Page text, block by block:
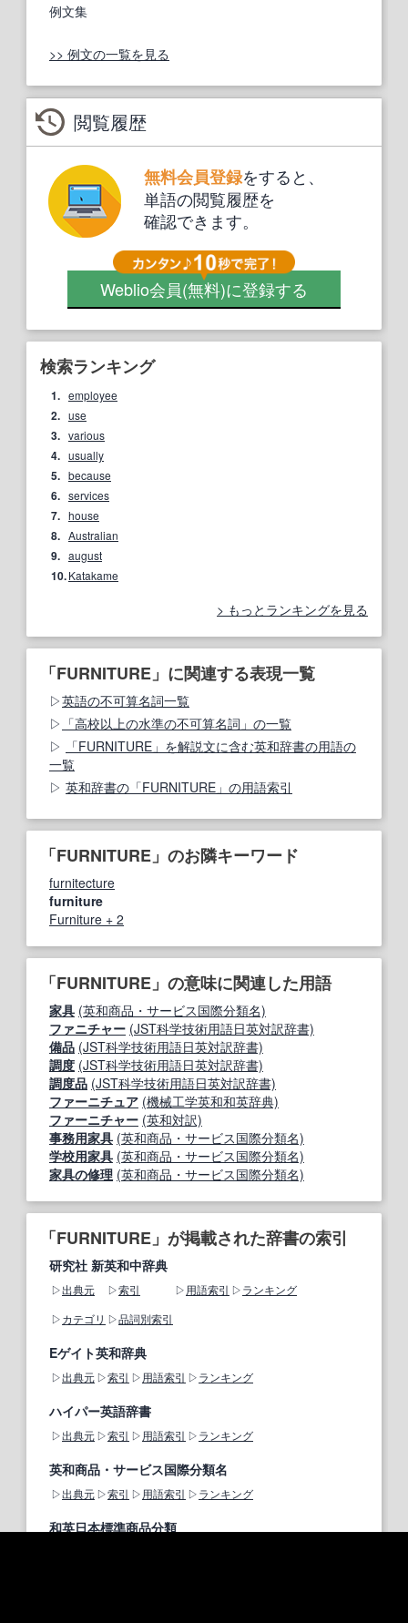
例文集
>> 例文の一覧を見る
閲覧履歴
無料会員登録をすると、
単語の閲覧履歴を
確認できます。
Weblio会員(無料)に登録する
検索ランキング
1. employee
2. use
3. various
4. usually
5. because
6. services
7. house
8. Australian
9. august
10.Katakame
もっとランキングを見る
「FURNITURE」に関連する表現一覧
英語の不可算名詞一覧
「高校以上の水準の不可算名詞」の一覧
「FURNITURE」を解説文に含む英和辞書の用語の
一覧
英和辞書の「FURNITURE」の用語索引
「FURNITURE」のお隣キーワード
furnitecture
furniture
Furniture + 2
「FURNITURE」の意味に関連した用語
家具 (英和商品・サービス国際分類名)
ファニチャー (JST科学技術用語日英対訳辞書)
備品 (JST科学技術用語日英対訳辞書)
調度 (JST科学技術用語日英対訳辞書)
調度品 (JST科学技術用語日英対訳辞書)
ファーニチュア (機械工学英和和英辞典)
ファーニチャー (英和対訳)
事務用家具 (英和商品・サービス国際分類名)
学校用家具 (英和商品・サービス国際分類名)
家具の修理 (英和商品・サービス国際分類名)
「FURNITURE」が掲載された辞書の索引
研究社 新英和中辞典
出典元 索引 用語索引
ランキング
カテゴリ
品詞別索引
Eゲイト英和辞典
出典元 索引 用語索引 ランキング
ハイパー英語辞書
出典元 索引 用語索引 ランキング
英和商品・サービス国際分類名
出典元 索引 用語索引 ランキング
和英日本標準商品分類